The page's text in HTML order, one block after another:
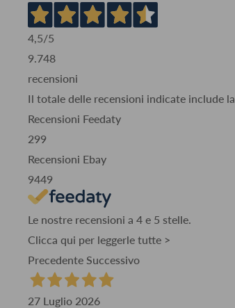
4,5/5
9.748
recensioni
Il totale delle recensioni indicate include
Recensioni Feedaty
299
Recensioni Ebay
9449
Le nostre recensioni a 4 e 5 stelle.
Clicca qui per leggerle tutte >
Precedente Successivo
27 Luglio 2026